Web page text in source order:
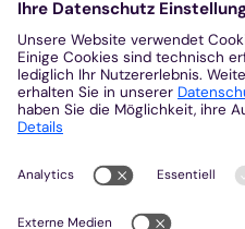
Kontakt
Bischöfliches
+49 241 452-0
www.bistum-